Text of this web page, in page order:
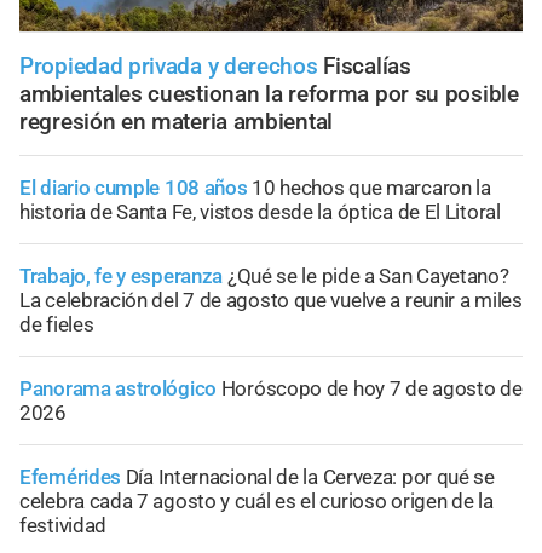
Propiedad privada y derechos Fiscalías
ambientales cuestionan la reforma por su posible
regresión en materia ambiental
El diario cumple 108 años 10 hechos que marcaron la
historia de Santa Fe, vistos desde la óptica de El Litoral
Trabajo, fe y esperanza ¿Qué se le pide a San Cayetano?
La celebración del 7 de agosto que vuelve a reunir a miles
de fieles
Panorama astrológico Horóscopo de hoy 7 de agosto de
2026
Efemérides Día Internacional de la Cerveza: por qué se
celebra cada 7 agosto y cuál es el curioso origen de la
festividad